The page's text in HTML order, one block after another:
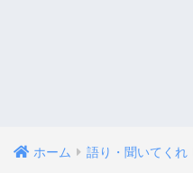
ホーム 語り・聞いてくれ